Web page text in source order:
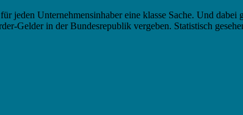
jeden Unternehmensinhaber eine klasse Sache. Und
Gelder in der Bundesrepublik vergeben. Statistisch